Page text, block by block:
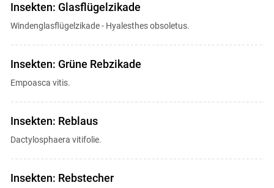
Insekten: Glasflügelzikade
Windenglasflügelzikade - Hyalesthes obsoletus.
Insekten: Grüne Rebzikade
Empoasca vitis.
Insekten: Reblaus
Dactylosphaera vitifolie.
Insekten: Rebstecher